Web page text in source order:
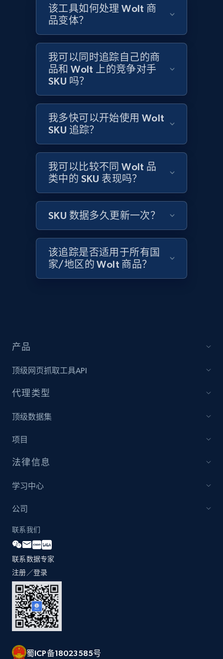
Title, Seller name, Brand, Description, Initial
price, Currency, Availability, Reviews count, and
2.1K+ 375+ 立即开始
Home Depot US
URL, Domain, Country code, Model number,
Sku, Product id, Product name, Manufacturer,
and more.
2.1K+ 353+ 立即开始
Home Depot US - Gather data on products
using specified keywords
URL, Domain, Country code, Model number,
Sku, Product id, Product name, Manufacturer,
and more.
Home Depot US - Discover products by
specified URL
URL, Domain, Country code, Model number,
and more.
2.1K+
Home Depot US - Discover products by
Sku, Product id, Product name, Manufacturer,
2.1K+
Home Depot US - Discovery products by
specific category URL
URL, Domain, Country code, Model number,
Sku, Product id, Product name, Manufacturer,
该工具如何处理 Wolt 商
品变体？
我可以同时追踪自己的商
品和 Wolt 上的竞争对手
SKU 吗？
我多快可以开始使用 Wolt
SKU 追踪？
我可以比较不同 Wolt 品
类中的 SKU 表现吗？
SKU 数据多久更新一次？
该追踪是否适用于所有国
家/地区的 Wolt 商品？
产品
顶级网页抓取工具API
代理类型
顶级数据集
项目
法律信息
学习中心
公司
联系我们
联系数据专家
注册／登录
蜀ICP备18023585号